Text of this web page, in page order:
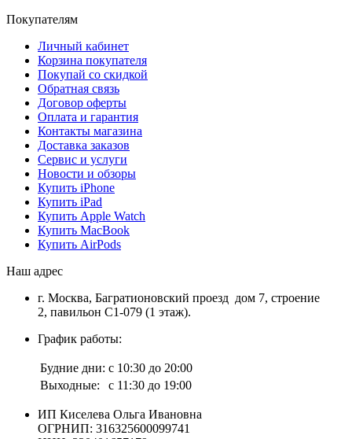
Покупателям
Личный кабинет
Корзина покупателя
Покупай со скидкой
Обратная связь
Договор оферты
Оплата и гарантия
Контакты магазина
Доставка заказов
Сервис и услуги
Новости и обзоры
Купить iPhone
Купить iPad
Купить Apple Watch
Купить MacBook
Купить AirPods
Наш адрес
г. Москва, Багратионовский проезд дом 7, строение
2, павильон С1-079 (1 этаж).
График работы:
Будние дни: с 10:30 до 20:00
Выходные:
с 11:30 до 19:00
ИП Киселева Ольга Ивановна
ОГРНИП: 316325600099741